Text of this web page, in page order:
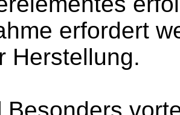
erfordert
Herstellung.